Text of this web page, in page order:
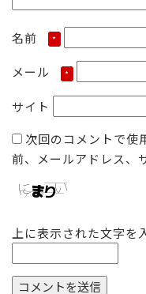
名前 *
メール *
サイト
次回のコメントで使
前、メールアドレス、
上に表示された文字を